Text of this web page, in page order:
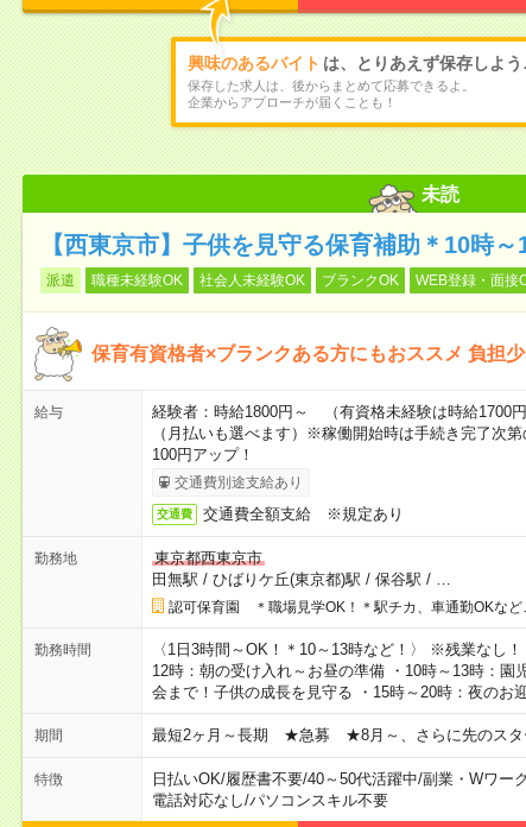
興味のあるバイト は、とりあえず保存しよう
保存した求人は、後からまとめて応募できるよ。
企業からアプローチが届くことも！
未読
【西東京市】子供を見守る保育補助＊10時
派遣 職種未経験OK 社会人未経験OK ブランクOK WEB登録・面接
保育有資格者×ブランクある方にもおススメ 負担
給与
経験者：時給1800円～ （有資格未経験は時給1700
（月払いも選べます）※稼働開始時は手続き完了次
100円アップ！
交通費別途支給あり
交通費 交通費全額支給 ※規定あり
勤務地
東京都西東京市
田無駅 / ひばりケ丘(東京都)駅 / 保谷駅 /
認可保育園 ＊職場見学OK！＊駅チカ、車通勤OKなど
勤務時間
〈1日3時間～OK！＊10～13時など！〉 ※残業なし
12時：朝の受け入れ～お昼の準備 ・10時～13時：
会まで！子供の成長を見守る ・15時～20時：夜のお
期間 最短2ヶ月～長期 ★急募 ★8月～、さらに先のスタ
特徴 日払いOK/履歴書不要/40～50代活躍中/副業・Wワー
電話対応なし/パソコンスキル不要